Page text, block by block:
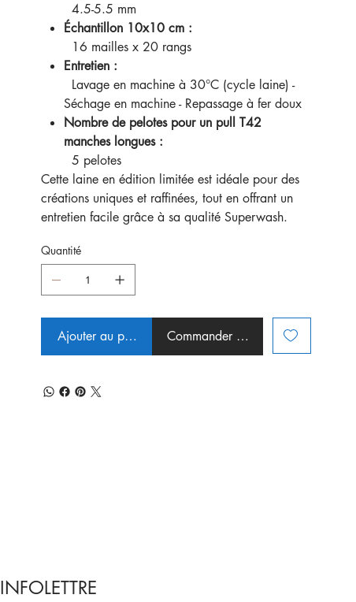
4.5-5.5 mm
Échantillon 10x10 cm :
16 mailles x 20 rangs
Entretien :
Lavage en machine à 30°C (cycle laine) -
Séchage en machine - Repassage à fer doux
Nombre de pelotes pour un pull T42
manches longues :
5 pelotes
Cette laine en édition limitée est idéale pour des
créations uniques et raffinées, tout en offrant un
entretien facile grâce à sa qualité Superwash.
Quantité
Ajouter au panier Commander et payer
INFOLETTRE